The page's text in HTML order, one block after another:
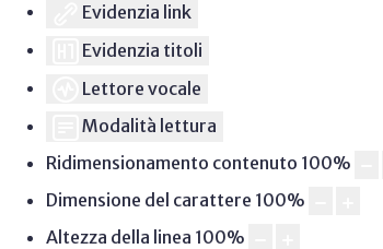
Evidenzia link
Evidenzia titoli
Lettore vocale
Modalità lettura
Ridimensionamento contenuto 100%
Dimensione del carattere 100%
Altezza della linea 100%